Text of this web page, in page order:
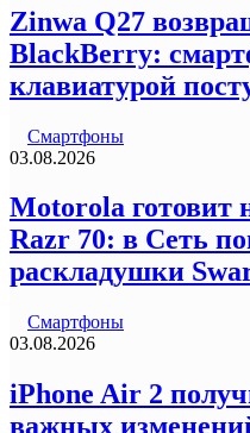
Zinwa Q27
BlackBerry:
клавиатурой
Смартфоны
03.08.2026
Motorola готовит
Razr 70: в Сеть
раскладушки
Смартфоны
03.08.2026
iPhone Air 2
важных